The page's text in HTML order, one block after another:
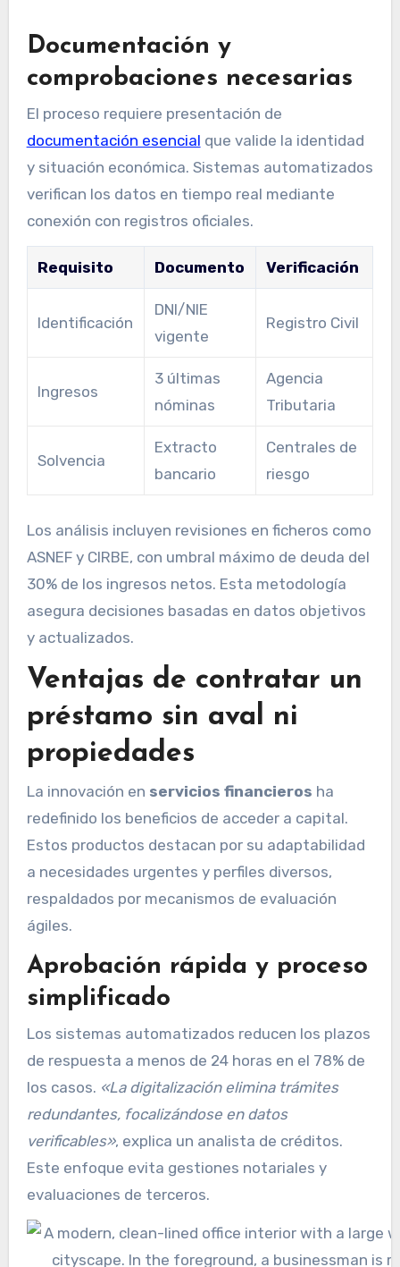
Documentación y
comprobaciones necesarias
El proceso requiere presentación de
documentación esencial que valide la identidad
y situación económica. Sistemas automatizados
verifican los datos en tiempo real mediante
conexión con registros oficiales.
Requisito Documento Verificación
Identificación
DNI/NIE
vigente
Registro Civil
Ingresos
3 últimas
nóminas
Agencia
Tributaria
Solvencia
Extracto
bancario
Centrales de
riesgo
Los análisis incluyen revisiones en ficheros como
ASNEF y CIRBE, con umbral máximo de deuda del
30% de los ingresos netos. Esta metodología
asegura decisiones basadas en datos objetivos
y actualizados.
Ventajas de contratar un
préstamo sin aval ni
propiedades
La innovación en servicios financieros ha
redefinido los beneficios de acceder a capital.
Estos productos destacan por su adaptabilidad
a necesidades urgentes y perfiles diversos,
respaldados por mecanismos de evaluación
ágiles.
Aprobación rápida y proceso
simplificado
Los sistemas automatizados reducen los plazos
de respuesta a menos de 24 horas en el 78% de
los casos. «La digitalización elimina trámites
redundantes, focalizándose en datos
verificables», explica un analista de créditos.
Este enfoque evita gestiones notariales y
evaluaciones de terceros.